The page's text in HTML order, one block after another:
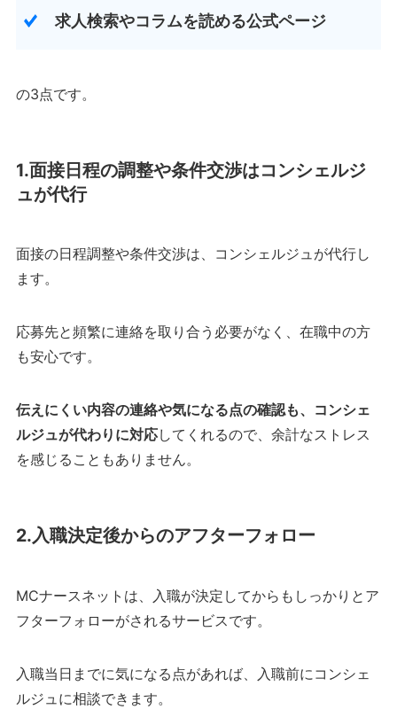
求人検索やコラムを読める公式ページ
の3点です。
1.面接日程の調整や条件交渉はコンシェルジ
ュが代行
面接の日程調整や条件交渉は、コンシェルジュが代行し
ます。
応募先と頻繁に連絡を取り合う必要がなく、在職中の方
も安心です。
伝えにくい内容の連絡や気になる点の確認も、コンシェ
ルジュが代わりに対応してくれるので、余計なストレス
を感じることもありません。
2.入職決定後からのアフターフォロー
MCナースネットは、入職が決定してからもしっかりとア
フターフォローがされるサービスです。
入職当日までに気になる点があれば、入職前にコンシェ
ルジュに相談できます。